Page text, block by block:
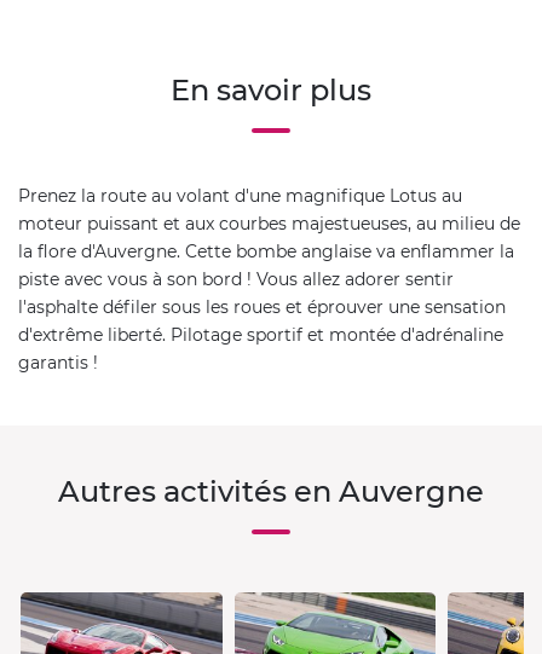
En savoir plus
Prenez la route au volant d'une magnifique Lotus au
moteur puissant et aux courbes majestueuses, au milieu de
la flore d'Auvergne. Cette bombe anglaise va enflammer la
piste avec vous à son bord ! Vous allez adorer sentir
l'asphalte défiler sous les roues et éprouver une sensation
d'extrême liberté. Pilotage sportif et montée d'adrénaline
garantis !
Autres activités en Auvergne